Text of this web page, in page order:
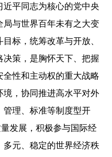
平同志为核心的党中央
与世界百年未有之大变
标，统筹改革与开放、
策，是胸怀天下、把握
性和主动权的重大战略
，协同推进高水平对外
理、标准等制度型开
发展，积极参与国际经
元、稳定的世界经济秩